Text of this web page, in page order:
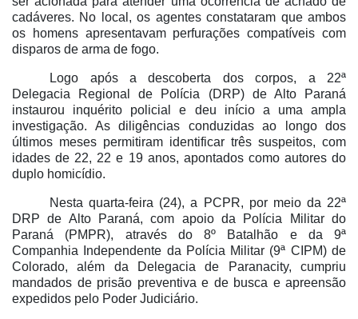
cadáveres. No local, os agentes constataram que ambos
os homens apresentavam perfurações compatíveis com
disparos de arma de fogo.
Logo após a descoberta dos corpos, a 22ª
Delegacia Regional de Polícia (DRP) de Alto Paraná
instaurou inquérito policial e deu início a uma ampla
investigação. As diligências conduzidas ao longo dos
últimos meses permitiram identificar três suspeitos, com
idades de 22, 22 e 19 anos, apontados como autores do
duplo homicídio.
Nesta quarta-feira (24), a PCPR, por meio da 22ª
DRP de Alto Paraná, com apoio da Polícia Militar do
Paraná (PMPR), através do 8º Batalhão e da 9ª
Companhia Independente da Polícia Militar (9ª CIPM) de
Colorado, além da Delegacia de Paranacity, cumpriu
mandados de prisão preventiva e de busca e apreensão
expedidos pelo Poder Judiciário.